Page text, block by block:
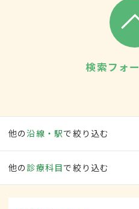
検索フォ
他の沿線・駅で絞り込む
他の 診療科目で絞り込む